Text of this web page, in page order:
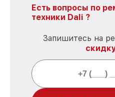
Есть вопросы по
техники Dali ?
Запишитесь на